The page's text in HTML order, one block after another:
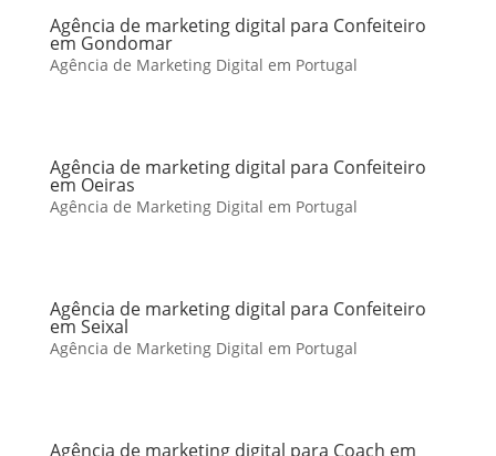
Agência de marketing digital para Confeiteiro
em Gondomar
Agência de Marketing Digital em Portugal
Agência de marketing digital para Confeiteiro
em Oeiras
Agência de Marketing Digital em Portugal
Agência de marketing digital para Confeiteiro
em Seixal
Agência de Marketing Digital em Portugal
Agência de marketing digital para Coach em